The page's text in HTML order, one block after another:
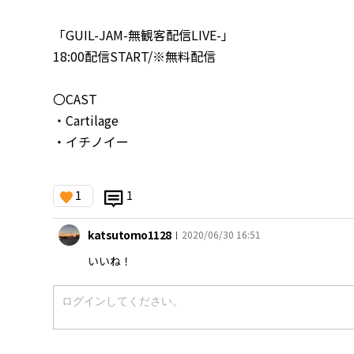
「GUIL-JAM-無観客配信LIVE-」
18:00配信START/※無料配信
〇CAST
・Cartilage
・イチノイー
1 1
katsutomo1128 2020/06/30 16:51
いいね！